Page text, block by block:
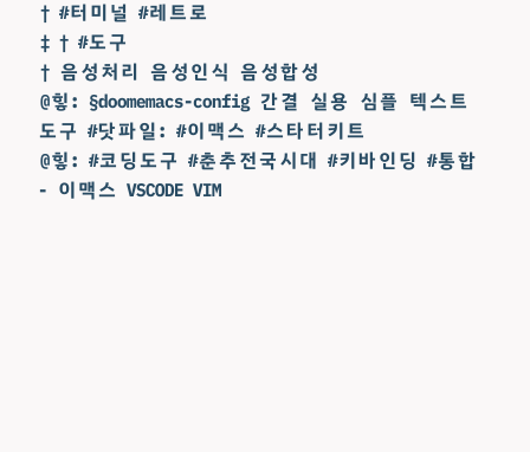
† #터미널 #레트로
‡ † #도구
† 음성처리 음성인식 음성합성
@힣: §doomemacs-config 간결 실용 심플 텍스트
도구 #닷파일: #이맥스 #스타터키트
@힣: #코딩도구 #춘추전국시대 #키바인딩 #통합
- 이맥스 VSCODE VIM